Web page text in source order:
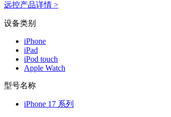
远控产品详情 >
设备类别
iPhone
iPad
iPod touch
Apple Watch
型号名称
iPhone 17 系列